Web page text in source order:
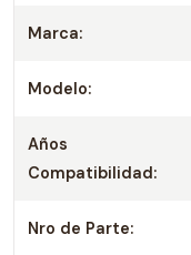
Marca:
Modelo:
Años
Compatibilidad:
Nro de Parte: